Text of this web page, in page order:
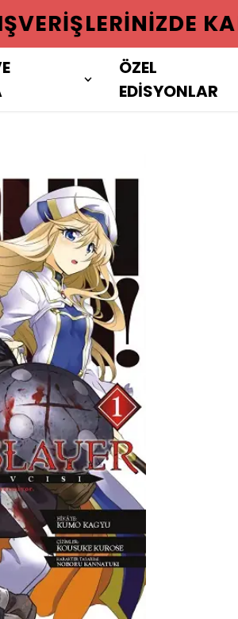
ÖZEL
EDİSYONLAR